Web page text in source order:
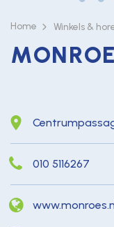
Home Winkels &
010 5116267
www.monroes.nl